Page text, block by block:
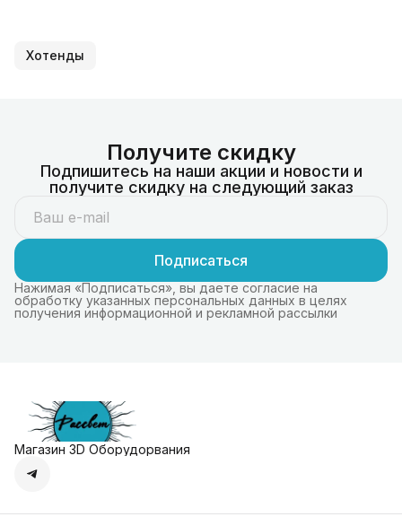
Хотенды
Получите скидку
Подпишитесь на наши акции и новости и
получите скидку на следующий заказ
Подписаться
Нажимая «Подписаться», вы даете согласие на
обработку указанных персональных данных в целях
получения информационной и рекламной рассылки
Магазин 3D Оборудорвания